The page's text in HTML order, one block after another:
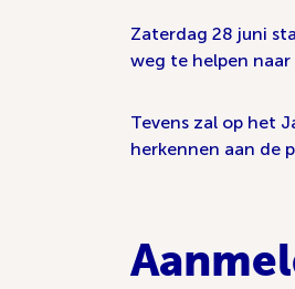
Zaterdag 28 juni
weg te helpen naar
Tevens zal op het
herkennen aan de